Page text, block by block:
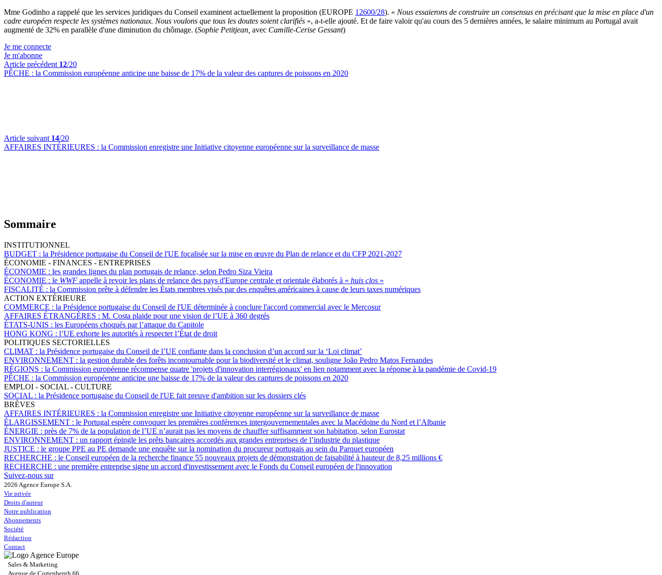
Mme Godinho a rappelé que les services juridiques du Conseil examinent actuellement la proposition (EUROPE 12600/28). « Nous essaierons de construire un consensus en précisant que la mise en place d'un
cadre européen respecte les systèmes nationaux. Nous voulons que tous les doutes soient clarifiés », a-t-elle ajouté. Et de faire valoir qu'au cours des 5 dernières années, le salaire minimum au Portugal avait
augmenté de 32% en parallèle d'une diminution du chômage. (Sophie Petitjean, avec Camille-Cerise Gessant)
Je me connecte
Je m'abonne
Article précédent 12/20
PÊCHE : la Commission européenne anticipe une baisse de 17% de la valeur des captures de poissons en 2020
Article suivant 14/20
AFFAIRES INTÉRIEURES : la Commission enregistre une Initiative citoyenne européenne sur la surveillance de masse
Sommaire
INSTITUTIONNEL
BUDGET : la Présidence portugaise du Conseil de l'UE focalisée sur la mise en œuvre du Plan de relance et du CFP 2021-2027
ÉCONOMIE - FINANCES - ENTREPRISES
ÉCONOMIE : les grandes lignes du plan portugais de relance, selon Pedro Siza Vieira
ÉCONOMIE : le WWF appelle à revoir les plans de relance des pays d'Europe centrale et orientale élaborés à « huis clos »
FISCALITÉ : la Commission prête à défendre les États membres visés par des enquêtes américaines à cause de leurs taxes numériques
ACTION EXTÉRIEURE
COMMERCE : la Présidence portugaise du Conseil de l'UE déterminée à conclure l'accord commercial avec le Mercosur
AFFAIRES ÉTRANGÈRES : M. Costa plaide pour une vision de l’UE à 360 degrés
ÉTATS-UNIS : les Européens choqués par l’attaque du Capitole
HONG KONG : l’UE exhorte les autorités à respecter l’État de droit
POLITIQUES SECTORIELLES
CLIMAT : la Présidence portugaise du Conseil de l’UE confiante dans la conclusion d’un accord sur la ‘Loi climat’
ENVIRONNEMENT : la gestion durable des forêts incontournable pour la biodiversité et le climat, souligne João Pedro Matos Fernandes
RÉGIONS : la Commission européenne récompense quatre 'projets d'innovation interrégionaux' en lien notamment avec la réponse à la pandémie de Covid-19
PÊCHE : la Commission européenne anticipe une baisse de 17% de la valeur des captures de poissons en 2020
EMPLOI - SOCIAL - CULTURE
SOCIAL : la Présidence portugaise du Conseil de l'UE fait preuve d'ambition sur les dossiers clés
BRÈVES
AFFAIRES INTÉRIEURES : la Commission enregistre une Initiative citoyenne européenne sur la surveillance de masse
ÉLARGISSEMENT : le Portugal espère convoquer les premières conférences intergouvernementales avec la Macédoine du Nord et l’Albanie
ÉNERGIE : près de 7% de la population de l’UE n’aurait pas les moyens de chauffer suffisamment son habitation, selon Eurostat
ENVIRONNEMENT : un rapport épingle les prêts bancaires accordés aux grandes entreprises de l’industrie du plastique
JUSTICE : le groupe PPE au PE demande une enquête sur la nomination du procureur portugais au sein du Parquet européen
RECHERCHE : le Conseil européen de la recherche finance 55 nouveaux projets de démonstration de faisabilité à hauteur de 8,25 millions €
RECHERCHE : une première entreprise signe un accord d'investissement avec le Fonds du Conseil européen de l'innovation
Suivez-nous sur
2026 Agence Europe S.A.
Vie privée
Droits d'auteur
Notre publication
Abonnements
Société
Rédaction
Contact
Sales & Marketing
Avenue de Cortenbergh 66